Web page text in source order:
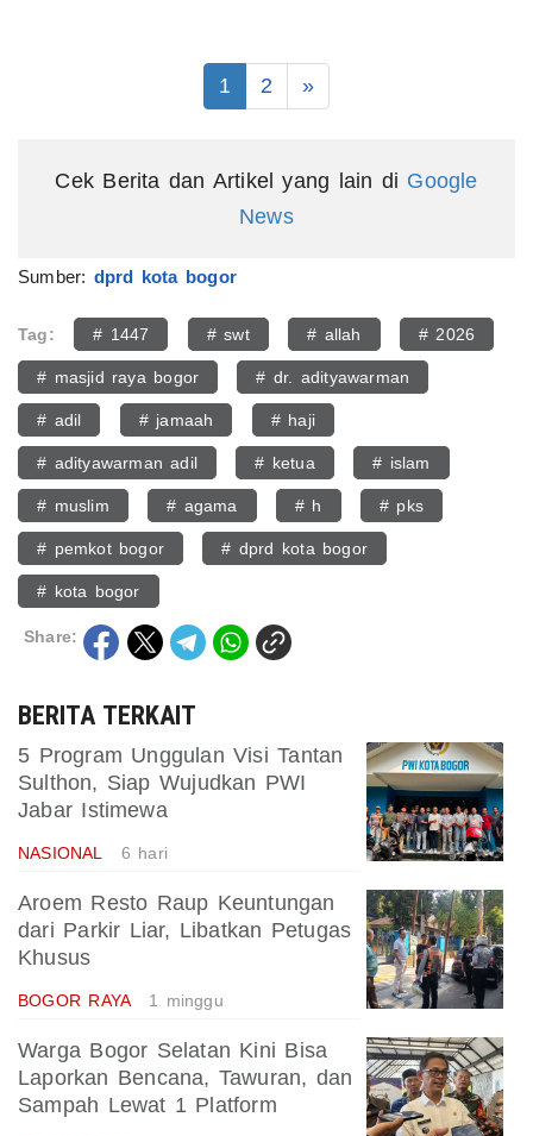
1 2 »
Cek Berita dan Artikel yang lain di Google
News
Sumber: dprd kota bogor
Tag: # 1447 # swt # allah # 2026
# masjid raya bogor # dr. adityawarman
# adil # jamaah # haji
# adityawarman adil # ketua # islam
# muslim # agama # h # pks
# pemkot bogor # dprd kota bogor
# kota bogor
Share:
BERITA TERKAIT
5 Program Unggulan Visi Tantan
Sulthon, Siap Wujudkan PWI
Jabar Istimewa
NASIONAL 6 hari
Aroem Resto Raup Keuntungan
dari Parkir Liar, Libatkan Petugas
Khusus
BOGOR RAYA 1 minggu
Warga Bogor Selatan Kini Bisa
Laporkan Bencana, Tawuran, dan
Sampah Lewat 1 Platform